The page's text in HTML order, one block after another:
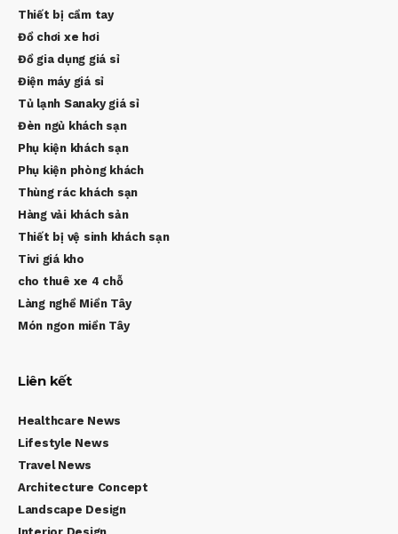
Thiết bị cầm tay
Đồ chơi xe hơi
Đồ gia dụng giá sỉ
Điện máy giá sỉ
Tủ lạnh Sanaky giá sỉ
Đèn ngủ khách sạn
Phụ kiện khách sạn
Phụ kiện phòng khách
Thùng rác khách sạn
Hàng vải khách sản
Thiết bị vệ sinh khách sạn
Tivi giá kho
cho thuê xe 4 chỗ
Làng nghề Miền Tây
Món ngon miền Tây
Liên kết
Healthcare News
Lifestyle News
Travel News
Architecture Concept
Landscape Design